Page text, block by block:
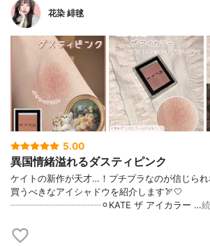
花染 緋毬
5.00
異国情緒溢れるダスティピンク
ケイトの新作が天才…！プチプラなのが信じら
買うべきなアイシャドウを紹介します🏹🤍
┈┈┈┈┈┈┈┈┈┈⚪︎KATE ザ アイカラー …